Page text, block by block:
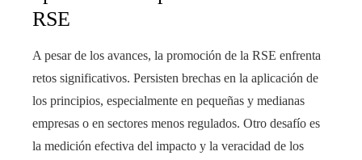
RSE
A pesar de los avances, la promoción de la RSE enfrenta
retos significativos. Persisten brechas en la aplicación de
los principios, especialmente en pequeñas y medianas
empresas o en sectores menos regulados. Otro desafío es
la medición efectiva del impacto y la veracidad de los